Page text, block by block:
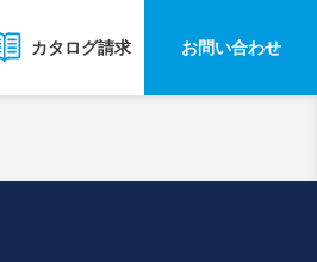
カタログ請求 お問い合わせ